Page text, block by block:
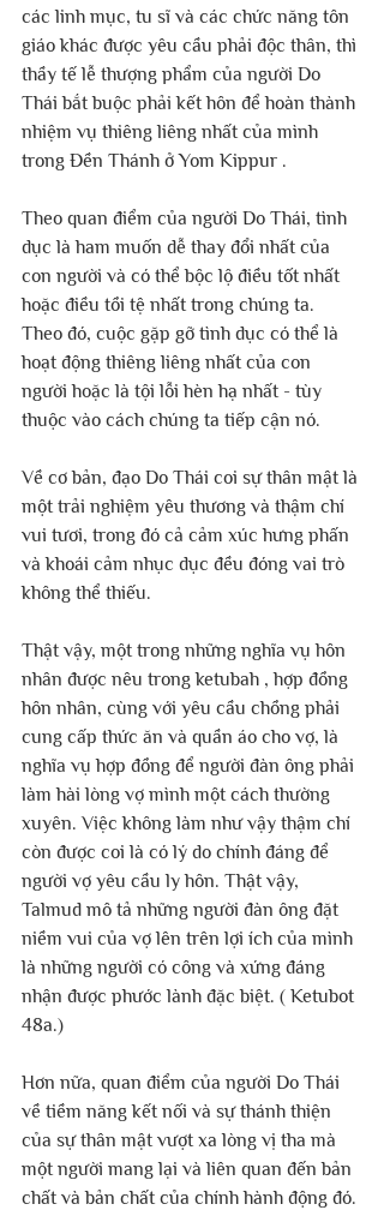
các linh mục, tu sĩ và các chức năng tôn
giáo khác được yêu cầu phải độc thân, thì
thầy tế lễ thượng phẩm của người Do
Thái bắt buộc phải kết hôn để hoàn thành
nhiệm vụ thiêng liêng nhất của mình
trong Đền Thánh ở Yom Kippur .
Theo quan điểm của người Do Thái, tình
dục là ham muốn dễ thay đổi nhất của
con người và có thể bộc lộ điều tốt nhất
hoặc điều tồi tệ nhất trong chúng ta.
Theo đó, cuộc gặp gỡ tình dục có thể là
hoạt động thiêng liêng nhất của con
người hoặc là tội lỗi hèn hạ nhất - tùy
thuộc vào cách chúng ta tiếp cận nó.
Về cơ bản, đạo Do Thái coi sự thân mật là
một trải nghiệm yêu thương và thậm chí
vui tươi, trong đó cả cảm xúc hưng phấn
và khoái cảm nhục dục đều đóng vai trò
không thể thiếu.
Thật vậy, một trong những nghĩa vụ hôn
nhân được nêu trong ketubah , hợp đồng
hôn nhân, cùng với yêu cầu chồng phải
cung cấp thức ăn và quần áo cho vợ, là
nghĩa vụ hợp đồng để người đàn ông phải
làm hài lòng vợ mình một cách thường
xuyên. Việc không làm như vậy thậm chí
còn được coi là có lý do chính đáng để
người vợ yêu cầu ly hôn. Thật vậy,
Talmud mô tả những người đàn ông đặt
niềm vui của vợ lên trên lợi ích của mình
là những người có công và xứng đáng
nhận được phước lành đặc biệt. ( Ketubot
48a.)
Hơn nữa, quan điểm của người Do Thái
về tiềm năng kết nối và sự thánh thiện
của sự thân mật vượt xa lòng vị tha mà
một người mang lại và liên quan đến bản
chất và bản chất của chính hành động đó.